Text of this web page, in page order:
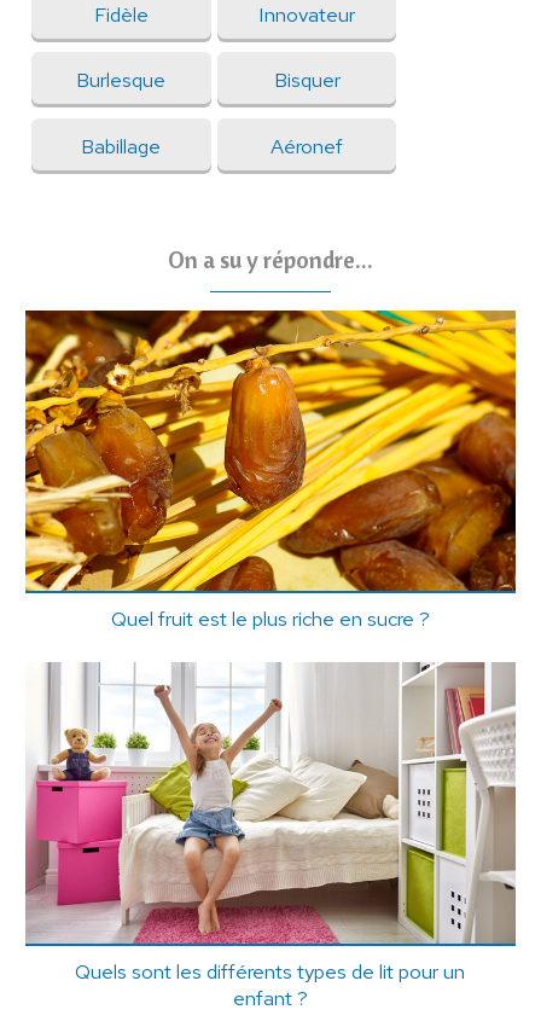
Fidèle Innovateur
Burlesque Bisquer
Babillage Aéronef
On a su y répondre...
Quel fruit est le plus riche en sucre ?
Quels sont les différents types de lit pour un
enfant ?